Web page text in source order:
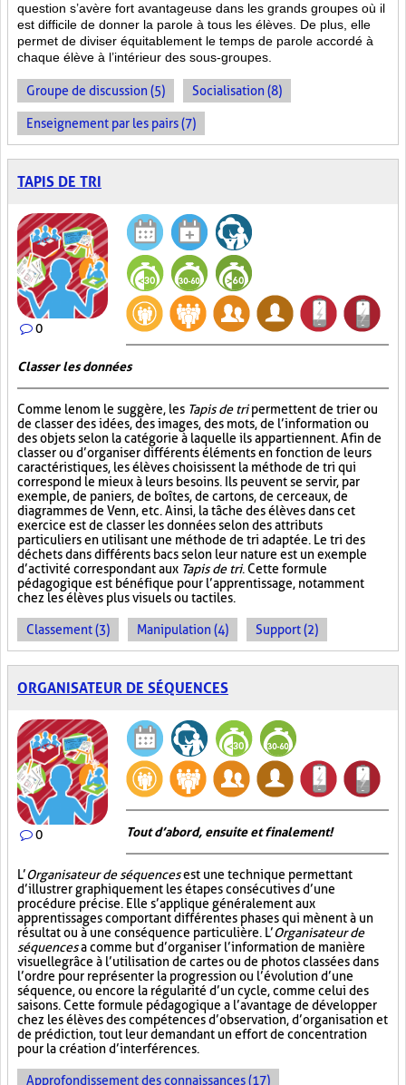
question s’avère fort avantageuse dans les grands groupes où il
est difficile de donner la parole à tous les élèves. De plus, elle
permet de diviser équitablement le temps de parole accordé à
chaque élève à l’intérieur des sous-groupes.
Groupe de discussion (5) Socialisation (8)
Enseignement par les pairs (7)
TAPIS DE TRI
0
Classer les données
Comme le nom le suggère, les Tapis de tripermettent de trier ou
de classer des idées, des images, des mots, de l’information ou
des objets selon la catégorie à laquelle ils appartiennent. Afin de
classer ou d’organiser différents éléments en fonction de leurs
caractéristiques, les élèves choisissent la méthode de tri qui
correspond le mieux à leurs besoins. Ils peuvent se servir, par
exemple, de paniers, de boîtes, de cartons, de cerceaux, de
diagrammes de Venn, etc. Ainsi, la tâche des élèves dans cet
exercice est de classer les données selon des attributs
particuliers en utilisant une méthode de tri adaptée. Le tri des
déchets dans différents bacs selon leur nature est un exemple
d’activité correspondant aux Tapis de tri. Cette formule
pédagogique est bénéfique pour l’apprentissage, notamment
chez les élèves plus visuels ou tactiles.
Classement (3) Manipulation (4) Support (2)
ORGANISATEUR DE SÉQUENCES
0 Tout d’abord, ensuite et finalement!
L’Organisateur de séquencesest une technique permettant
d’illustrer graphiquement les étapes consécutives d’une
procédure précise. Elle s’applique généralement aux
apprentissages comportant différentes phases qui mènent à un
résultat ou à une conséquence particulière. L’Organisateur de
séquencesa comme but d’organiser l’information de manière
visuellegrâce à l’utilisation de cartes ou de photos classées dans
l’ordre pour représenter la progression ou l’évolution d’une
séquence, ou encore la régularité d’un cycle, comme celui des
saisons. Cette formule pédagogique a l’avantage de développer
chez les élèves des compétences d’observation, d’organisation et
de prédiction, tout leur demandant un effort de concentration
pour la création d’interférences.
Approfondissement des connaissances (17)